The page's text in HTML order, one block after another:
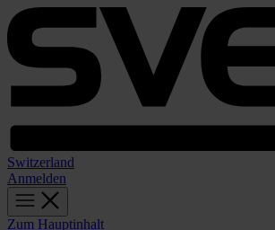
Switzerland
Anmelden
Zum Hauptinhalt